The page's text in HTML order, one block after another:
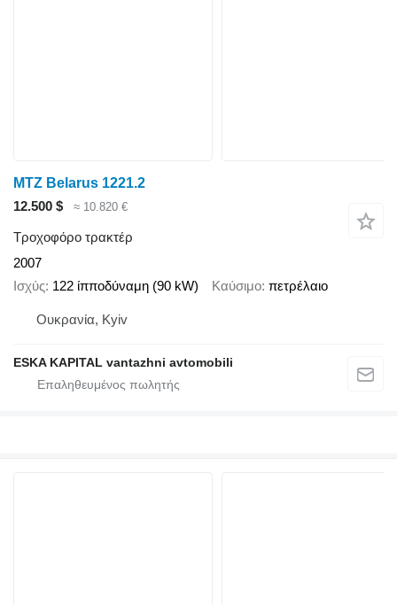
MTZ Belarus 1221.2
12.500 $
≈ 10.820 €
Τροχοφόρο τρακτέρ
2007
Ισχύς 122 ίπποδύναμη (90 kW) Καύσιμο πετρέλαιο
Ουκρανία, Kyiv
ESKA KAPITAL vantazhni avtomobili